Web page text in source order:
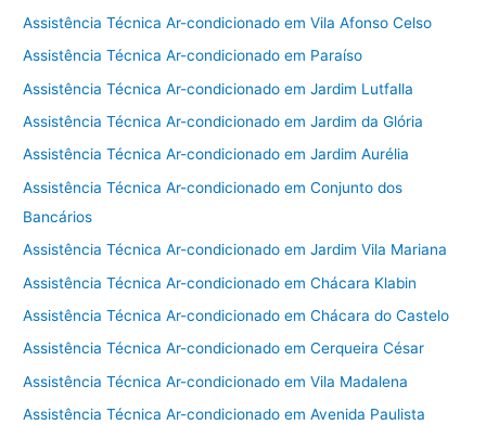
Assistência Técnica Ar-condicionado em Vila Afonso Celso
Assistência Técnica Ar-condicionado em Paraíso
Assistência Técnica Ar-condicionado em Jardim Lutfalla
Assistência Técnica Ar-condicionado em Jardim da Glória
Assistência Técnica Ar-condicionado em Jardim Aurélia
Assistência Técnica Ar-condicionado em Conjunto dos
Bancários
Assistência Técnica Ar-condicionado em Jardim Vila Mariana
Assistência Técnica Ar-condicionado em Chácara Klabin
Assistência Técnica Ar-condicionado em Chácara do Castelo
Assistência Técnica Ar-condicionado em Cerqueira César
Assistência Técnica Ar-condicionado em Vila Madalena
Assistência Técnica Ar-condicionado em Avenida Paulista